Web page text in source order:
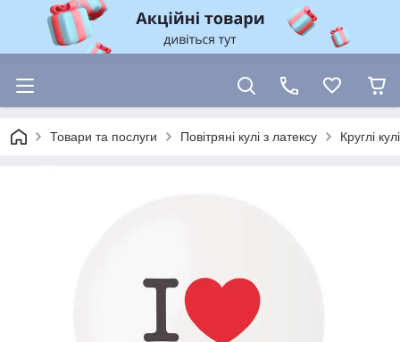
Товари та послуги Повітряні кулі з латексу Круглі